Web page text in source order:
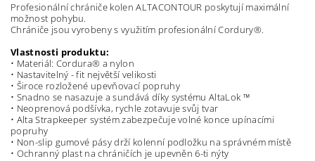
Profesionální chrániče kolen ALTACONTOUR poskytují maximální
možnost pohybu.
Chrániče jsou vyrobeny s využitím profesionální Cordury®.
Vlastnosti produktu:
• Materiál: Cordura® a nylon
• Nastavitelný - fit největší velikosti
• Široce rozložené upevňovací popruhy
• Snadno se nasazuje a sundává díky systému AltaLok ™
• Neoprenová podšívka, rychle zotavuje svůj tvar
• Alta Strapkeeper systém zabezpečuje volné konce upínacími
popruhy
• Non-slip gumové pásy drží kolenní podložku na správném místě
• Ochranný plast na chráničích je upevněn 6-ti nýty